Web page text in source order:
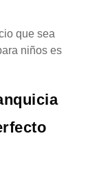
que sea
niños es